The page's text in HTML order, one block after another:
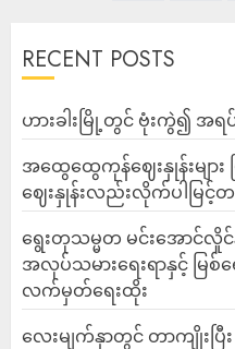
RECENT POSTS
ဟားခါးမြို့တွင် ဗုံးကွဲ၍ အရပ်
အထွေထွေကုန်ဈေးနှုန်းမျာ
ဈေးနှုန်းလည်းလိုက်ပါမြင့်
ရွေးတုသမ္မတ မင်းအောင်လှို
အလုပ်သမားရေးရာနှင့် မြစ်
လက်မှတ်ရေးထိုး
လေးမျက်နှာတွင် တာကျိုးပ